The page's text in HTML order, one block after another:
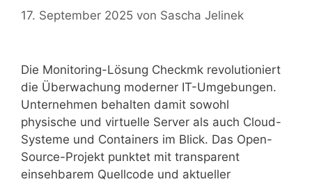
17. September 2025 von Sascha Jelinek
Die Monitoring-Lösung Checkmk revolutioniert
die Überwachung moderner IT-Umgebungen.
Unternehmen behalten damit sowohl
physische und virtuelle Server als auch Cloud-
Systeme und Containers im Blick. Das Open-
Source-Projekt punktet mit transparent
einsehbarem Quellcode und aktueller